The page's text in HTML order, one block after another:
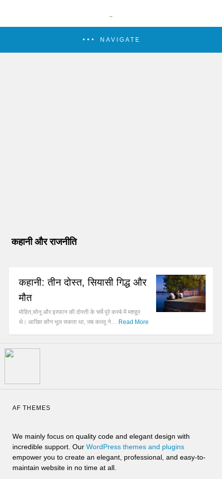
NAVIGATE
कहानी और राजनीति
कहानी: तीन दोस्त, सियासी गिद्ध और
मौत
मोहित,सोनू और इरफान की दोस्ती के चर्चे पूरे कस्बे में मशहूर
थे। आखिर कौन भूल सकता था, जब कल्लू ने… Read More
AF THEMES
We mainly focus on quality code and elegant design with
incredible support. Our WordPress themes and plugins
empower you to create an elegant, professional, and easy-to-
maintain website in no time at all.